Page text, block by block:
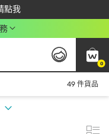
點我
$350
0
49 件貨品